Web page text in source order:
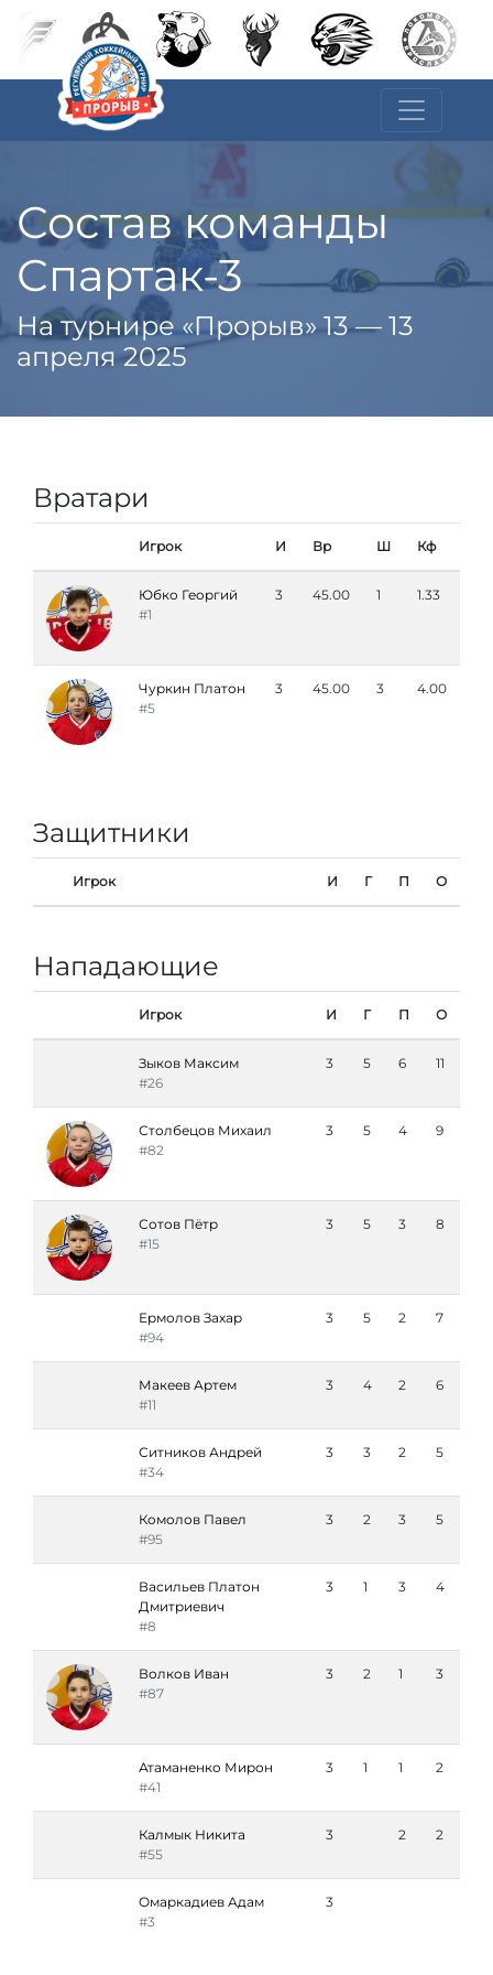
Состав команды
Спартак-3
На турнире «Прорыв» 13 — 13
апреля 2025
Вратари
Игрок И Вр Ш Кф
Юбко Георгий
#1
3 45.00 1 1.33
Чуркин Платон
#5
3 45.00 3 4.00
Защитники
Игрок И Г П О
Нападающие
Игрок И Г П О
Зыков Максим
#26
3 5 6 11
Столбецов Михаил
#82
3 5 4 9
Сотов Пётр
#15
3 5 3 8
Ермолов Захар
#94
3 5 2 7
Макеев Артем
#11
3 4 2 6
Ситников Андрей
#34
3 3 2 5
Комолов Павел
#95
3 2 3 5
Васильев Платон
Дмитриевич
#8
3 1 3 4
Волков Иван
#87
3 2 1 3
Атаманенко Мирон
#41
3 1 1 2
Калмык Никита
#55
3 2 2
Омаркадиев Адам
#3
3